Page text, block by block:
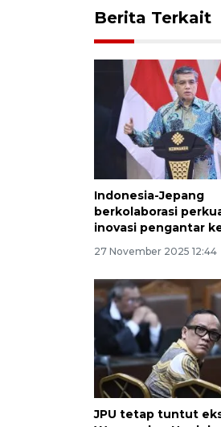
Berita Terkait
Indonesia-Jepang
berkolaborasi
inovasi pengantar
27 November 2025 12:44
JPU tetap tuntut